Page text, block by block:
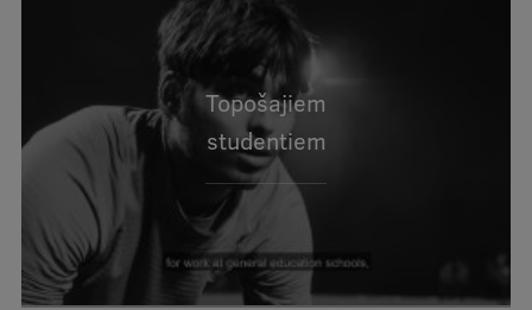
Studiju un vides pieejamība
Dati par 2025. gadu
Suvenīri un grāmatas
Mūžizglītība
Topošajiem
studentiem